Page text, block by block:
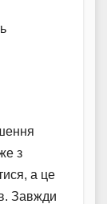
з
а це
Завжди